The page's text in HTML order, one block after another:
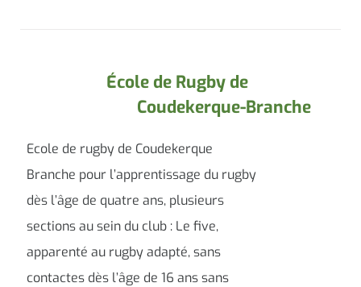
École de Rugby de
Coudekerque-Branche
Ecole de rugby de Coudekerque
Branche pour l’apprentissage du rugby
dès l’âge de quatre ans, plusieurs
sections au sein du club : Le five,
apparenté au rugby adapté, sans
contactes dès l’âge de 16 ans sans